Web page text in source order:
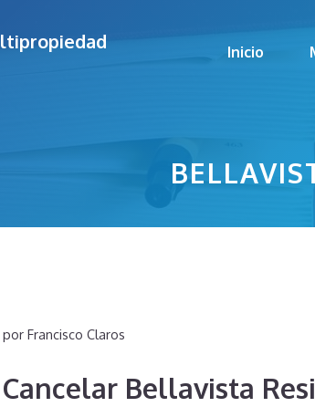
Inicio
por Francisco Claros
Cancelar Bellavista